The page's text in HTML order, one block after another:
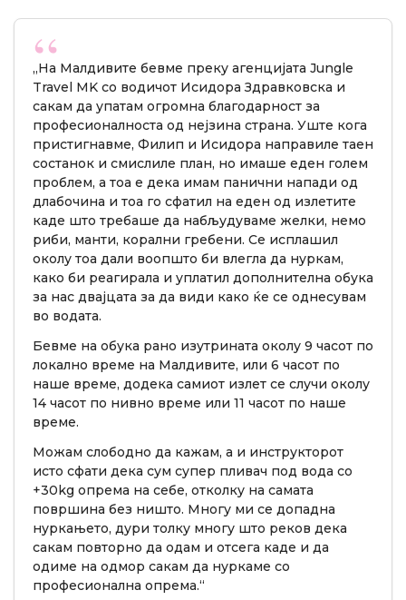
„На Малдивите бевме преку агенцијата Jungle
Travel MK со водичот Исидора Здравковска и
сакам да упатам огромна благодарност за
професионалноста од нејзина страна. Уште кога
пристигнавме, Филип и Исидора направиле таен
состанок и смислиле план, но имаше еден голем
проблем, а тоа е дека имам панични напади од
длабочина и тоа го сфатил на еден од излетите
каде што требаше да набљудуваме желки, немо
риби, манти, корални гребени. Се исплашил
околу тоа дали воопшто би влегла да нуркам,
како би реагирала и уплатил дополнителна обука
за нас двајцата за да види како ќе се однесувам
во водата.
Бевме на обука рано изутрината околу 9 часот по
локално време на Малдивите, или 6 часот по
наше време, додека самиот излет се случи околу
14 часот по нивно време или 11 часот по наше
време.
Можам слободно да кажам, а и инструкторот
исто сфати дека сум супер пливач под вода со
+30kg опрема на себе, отколку на самата
површина без ништо. Многу ми се допадна
нуркањето, дури толку многу што реков дека
сакам повторно да одам и отсега каде и да
одиме на одмор сакам да нуркаме со
професионална опрема.“